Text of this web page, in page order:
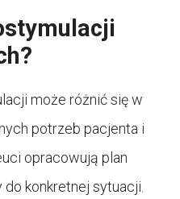
może różnić się w
potrzeb pacjenta i
opracowują plan
konkretnej sytuacji.